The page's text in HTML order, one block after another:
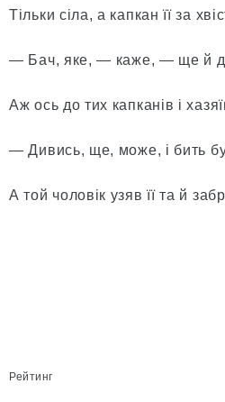
Тільки сіла, а капкан її за
— Бач, яке, — каже, — ще й
Аж ось до тих капканів і
— Дивись, ще, може, і бить
А той чоловік узяв її та й
Рейтинг